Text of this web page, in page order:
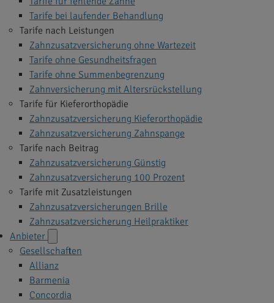
Tarife bei laufender Behandlung
Tarife nach Leistungen
Zahnzusatzversicherung ohne Wartezeit
Tarife ohne Gesundheitsfragen
Tarife ohne Summenbegrenzung
Zahnversicherung mit Altersrückstellung
Tarife für Kieferorthopädie
Zahnzusatzversicherung Kieferorthopädie
Zahnzusatzversicherung Zahnspange
Tarife nach Beitrag
Zahnzusatzversicherung Günstig
Zahnzusatzversicherung 100 Prozent
Tarife mit Zusatzleistungen
Zahnzusatzversicherungen Brille
Zahnzusatzversicherung Heilpraktiker
Anbieter
Gesellschaften
Allianz
Barmenia
Concordia